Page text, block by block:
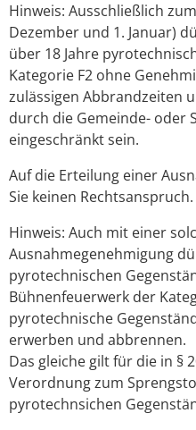
Hinweis: Ausschließlich
Dezember und 1. Januar)
über 18 Jahre
Kategorie F2 ohne
zulässigen Abbrandzeiten
durch die Gemeinde- oder
eingeschränkt sein.
Auf die Erteilung einer
Sie keinen Rechtsanspruch.
Hinweis: Auch mit einer
Ausnahmegenehmigung
pyrotechnischen
Bühnenfeuerwerk der
pyrotechnische
erwerben und abbrennen.
Das gleiche gilt für die in §
Verordnung zum
pyrotechnsichen